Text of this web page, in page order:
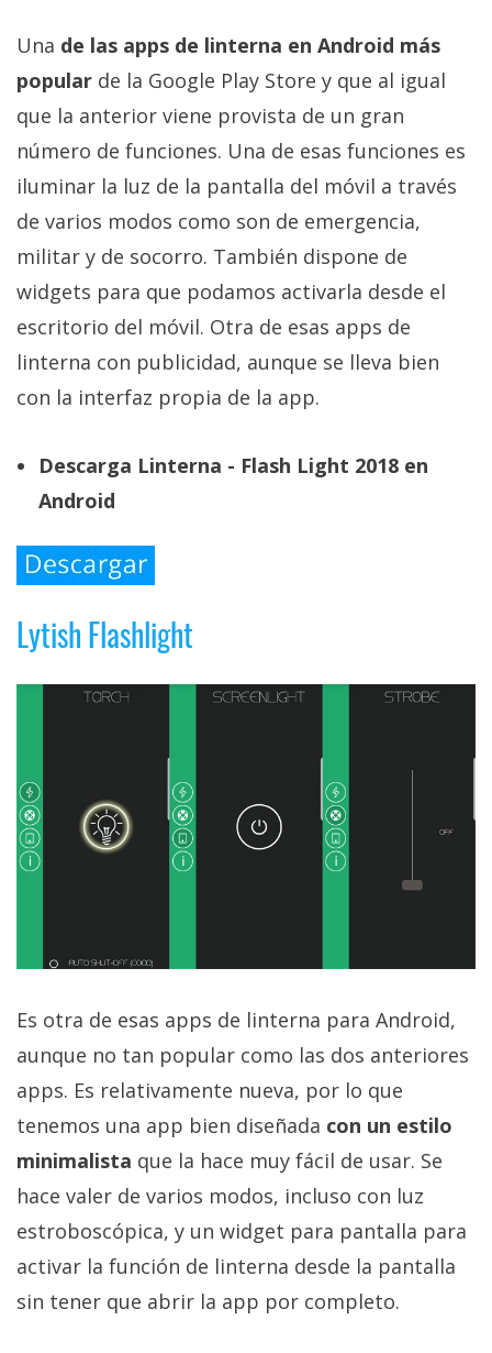
Una de las apps de linterna en Android más
popular de la Google Play Store y que al igual
que la anterior viene provista de un gran
número de funciones. Una de esas funciones es
iluminar la luz de la pantalla del móvil a través
de varios modos como son de emergencia,
militar y de socorro. También dispone de
widgets para que podamos activarla desde el
escritorio del móvil. Otra de esas apps de
linterna con publicidad, aunque se lleva bien
con la interfaz propia de la app.
Descarga Linterna - Flash Light 2018 en
Android
Lytish Flashlight
Es otra de esas apps de linterna para Android,
aunque no tan popular como las dos anteriores
apps. Es relativamente nueva, por lo que
tenemos una app bien diseñada con un estilo
minimalista que la hace muy fácil de usar. Se
hace valer de varios modos, incluso con luz
estroboscópica, y un widget para pantalla para
activar la función de linterna desde la pantalla
sin tener que abrir la app por completo.